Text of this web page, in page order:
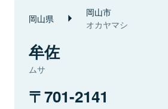
岡山県 岡山市
オカヤマシ
牟佐
ムサ
701-2141